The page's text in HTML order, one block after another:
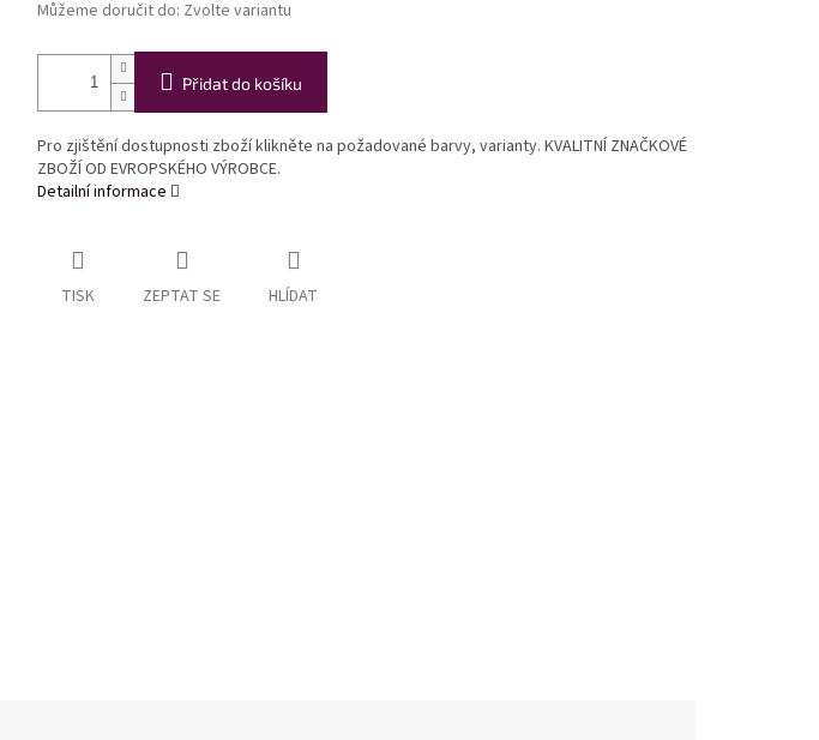
Můžeme doručit do: Zvolte variantu
Přidat do košíku
Pro zjištění dostupnosti zboží klikněte na požadované barvy, varianty. KVALITNÍ ZNAČKOVÉ
ZBOŽÍ OD EVROPSKÉHO VÝROBCE.
Detailní informace
TISK ZEPTAT SE HLÍDAT